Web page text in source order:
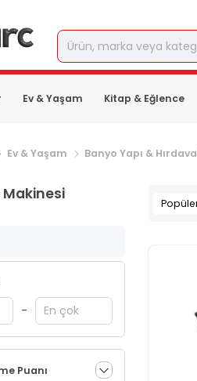
Ev & Yaşam Kitap & Eğlence
Ev & Yaşam Banyo Yapı &
Makinesi
-
Puanı